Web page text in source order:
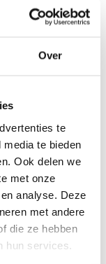
Over
te
te bieden
Ook delen we
met onze
analyse. Deze
met andere
die ze hebben
hun services.